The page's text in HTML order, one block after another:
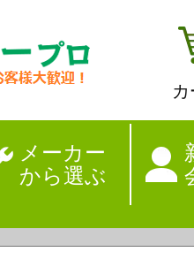
メーカー
から選ぶ